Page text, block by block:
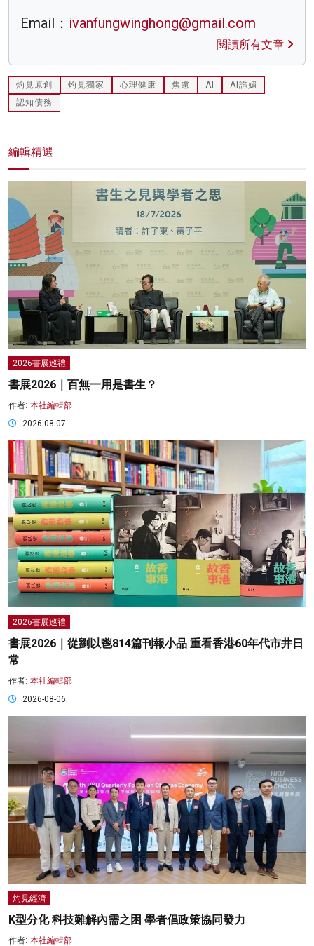
Email： ivanfungwinghong@gmail.com
閱讀所有文章
灼見原創 灼見獨家 心理健康 焦慮 AI
AI諂媚
認知債務
編輯精選
2026書展巡禮
書展2026｜百無一用是書生？
作者: 本社編輯部
2026-08-07
2026書展巡禮
書展2026｜從劉以鬯814篇刊報小品 重看香港60年代市井日
常
作者: 本社編輯部
2026-08-06
灼見經濟
K型分化 科技難解內需之困 學者倡政策協同發力
作者: 本社編輯部